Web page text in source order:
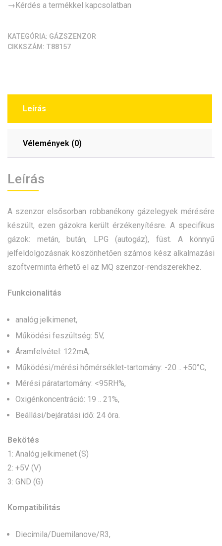
→Kérdés a termékkel kapcsolatban
KATEGÓRIA: GÁZSZENZOR
CIKKSZÁM: T88157
Leírás
Vélemények (0)
Leírás
A szenzor elsősorban robbanékony gázelegyek mérésére
készült, ezen gázokra került érzékenyítésre. A specifikus
gázok: metán, bután, LPG (autogáz), füst. A könnyű
jelfeldolgozásnak köszönhetően számos kész alkalmazási
szoftverminta érhető el az MQ szenzor-rendszerekhez.
Funkcionalitás
analóg jelkimenet,
Működési feszültség: 5V,
Áramfelvétel: 122mA,
Működési/mérési hőmérséklet-tartomány: -20 .. +50°C,
Mérési páratartomány: <95RH%,
Oxigénkoncentráció: 19 .. 21%,
Beállási/bejáratási idő: 24 óra.
Bekötés
1: Analóg jelkimenet (S)
2: +5V (V)
3: GND (G)
Kompatibilitás
Diecimila/Duemilanove/R3,